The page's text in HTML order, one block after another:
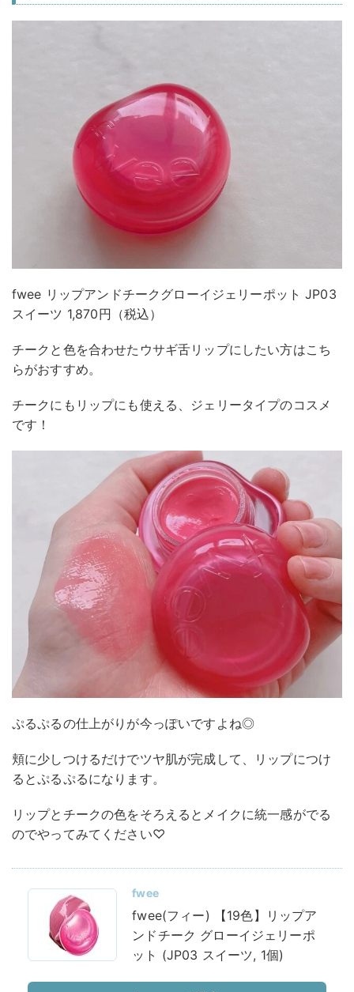
fwee リップアンドチークグローイジェリーポット JP03
スイーツ 1,870円（税込）
チークと色を合わせたウサギ舌リップにしたい方はこち
らがおすすめ。
チークにもリップにも使える、ジェリータイプのコスメ
です！
ぷるぷるの仕上がりが今っぽいですよね◎
頬に少しつけるだけでツヤ肌が完成して、リップにつけ
るとぷるぷるになります。
リップとチークの色をそろえるとメイクに統一感がでる
のでやってみてください♡
fwee
fwee(フィー) 【19色】リップア
ンドチーク グローイジェリーポ
ット (JP03 スイーツ, 1個)